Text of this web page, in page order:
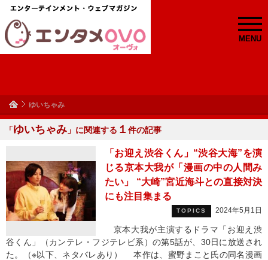
MENU
ゆいちゃみ
「ゆいちゃみ 」に関連する １ 件の記事
「お迎え渋谷くん」“渋谷大海”を演
じる京本大我が「漫画の中の人間み
たい」 “大崎”宮近海斗との直接対決
にも注目集まる
TOPICS 2024年5月1日
京本大我が主演するドラマ「お迎え渋
谷くん」（カンテレ・フジテレビ系）の第5話が、30日に放送され
た。（※以下、ネタバレあり） 本作は、蜜野まこと氏の同名漫画